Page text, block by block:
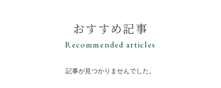
おすすめ記事
Recommended articles
記事が見つかりませんでした。